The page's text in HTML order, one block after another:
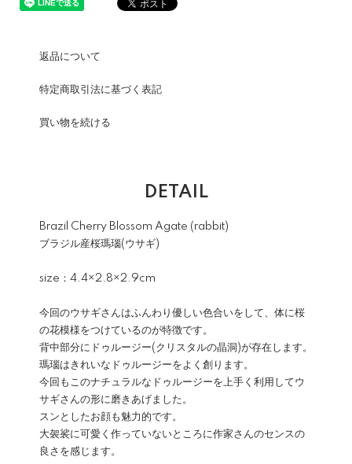
返品について
特定商取引法に基づく表記
買い物を続ける
DETAIL
Brazil Cherry Blossom Agate (rabbit)
ブラジル産桜瑪瑙(ウサギ)
size：4.4×2.8×2.9cm
今回のウサギさんはふんわり優しい色合いをして、体に桜
の花模様をつけているのが特徴です。
背中部分にドゥルージー(クリスタルの晶洞)が存在します。
瑪瑙はきれいなドゥルージーをよく創ります。
今回もこのナチュラルなドゥルージーを上手く利用してウ
サギさんの形に磨きあげました。
スンとしたお顔も魅力的です。
大袈裟に可愛く作っていないところに作家さんのセンスの
良さを感じます。